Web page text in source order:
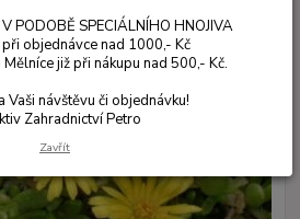
PODOBĚ SPECIÁLNÍHO HNOJIVA
objednávce nad 1000,- Kč
již při nákupu nad 500,- Kč.
Vaši návštěvu či objednávku!
Zahradnictví Petro
Zavřít